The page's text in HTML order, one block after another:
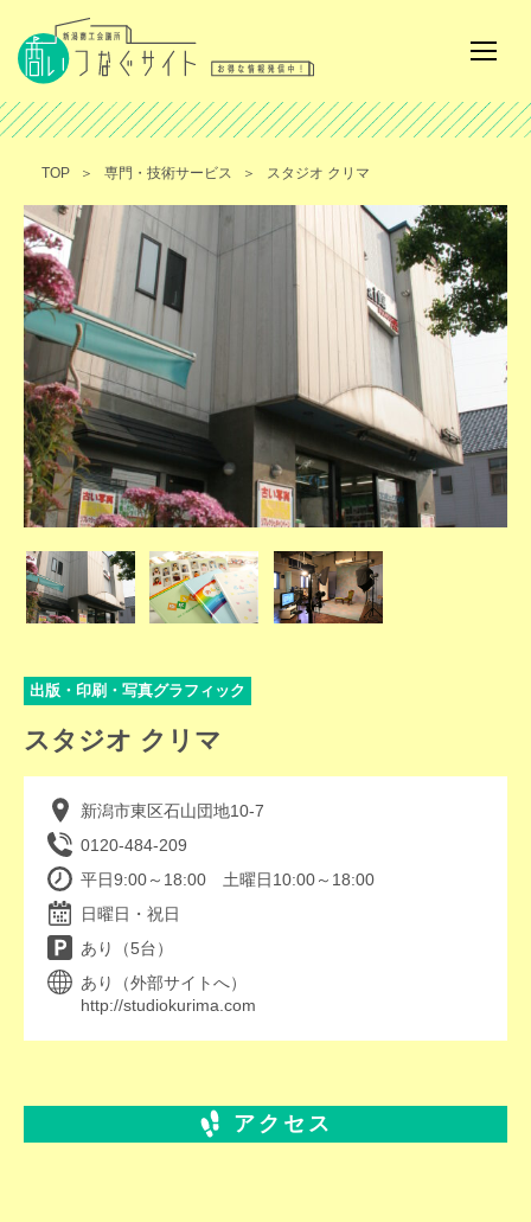
TOP 専門・技術サービス スタジオ クリマ
出版・印刷・写真グラフィック
スタジオ クリマ
新潟市東区石山団地10-7
0120-484-209
平日9:00～18:00 土曜日10:00～18:00
日曜日・祝日
あり（5台）
あり（外部サイトへ）
http://studiokurima.com
アクセス